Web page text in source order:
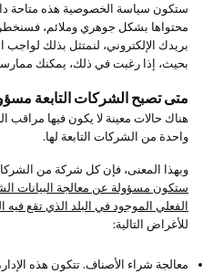
ستكون سياسة الخصوصية هذه متاحة
محتواها بشكل جوهري وملائم،
بحيث، إذا رغبت في ذلك، يمكنك
متى تصبح الشركات التابعة
هناك حالات معينة لا يكون فيها مراقب
واحدة من الشركات التابعة لها.
وبهذا المعنى، فإن كل شركة من
ستكون مسؤولة عن معالجة البيانات
الفعلي الموجود في البلد الذي تقع فيه
للأغراض التالية:
معالجة شراء الأصناف. تتكون هذه